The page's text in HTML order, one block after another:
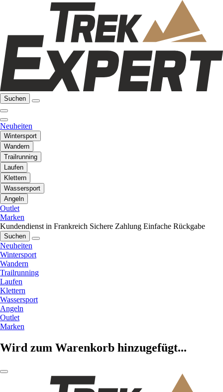
Suchen
Neuheiten
Wintersport
Wandern
Trailrunning
Laufen
Klettern
Wassersport
Angeln
Outlet
Marken
Kundendienst in Frankreich Sichere Zahlung Einfache Rückgabe
Suchen
Neuheiten
Wintersport
Wandern
Trailrunning
Laufen
Klettern
Wassersport
Angeln
Outlet
Marken
Wird zum Warenkorb hinzugefügt...